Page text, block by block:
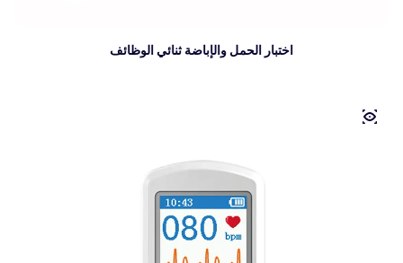
اختبار الحمل والإباضة ثنائي الوظائف